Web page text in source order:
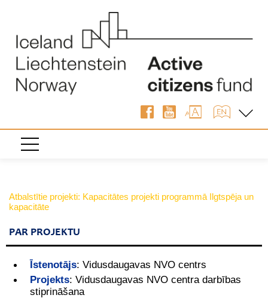
Atbalstītie projekti: Kapacitātes projekti programmā Ilgtspēja un
kapacitāte
PAR PROJEKTU
Īstenotājs: Vidusdaugavas NVO centrs
Projekts: Vidusdaugavas NVO centra darbības
stiprināšana